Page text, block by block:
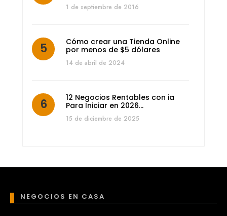
1 de septiembre de 2016
Cómo crear una Tienda Online
por menos de $5 dólares
14 de abril de 2024
12 Negocios Rentables con ia
Para Iniciar en 2026…
15 de diciembre de 2025
NEGOCIOS EN CASA